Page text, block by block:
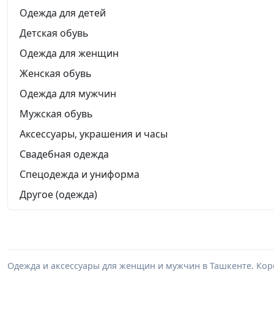
Одежда для детей
Детская обувь
Одежда для женщин
Женская обувь
Одежда для мужчин
Мужская обувь
Аксессуары, украшения и часы
Свадебная одежда
Спецодежда и униформа
Другое (одежда)
Одежда и аксессуары для женщин и мужчин в Ташкенте.